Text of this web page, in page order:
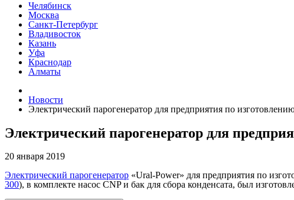
Челябинск
Москва
Санкт-Петербург
Владивосток
Казань
Уфа
Краснодар
Алматы
Новости
Электрический парогенератор для предприятия по
Электрический парогенератор для
20 января 2019
Электрический парогенератор «Ural-Power» для предприятия по
300), в комплекте насос CNP и бак для сбора конденсата, был